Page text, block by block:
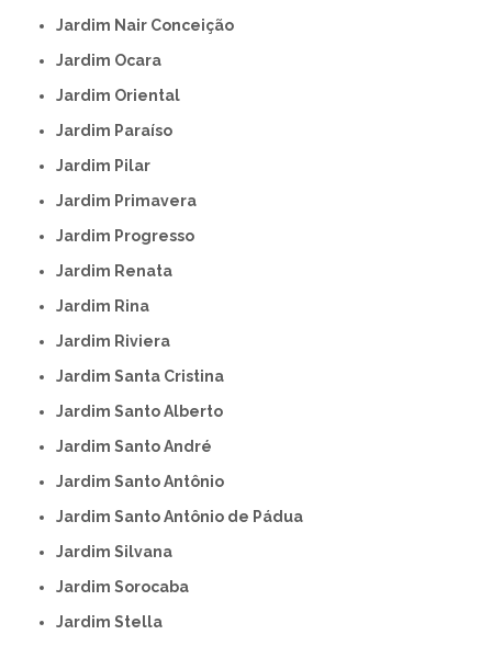
Jardim Nair Conceição
Jardim Ocara
Jardim Oriental
Jardim Paraíso
Jardim Pilar
Jardim Primavera
Jardim Progresso
Jardim Renata
Jardim Rina
Jardim Riviera
Jardim Santa Cristina
Jardim Santo Alberto
Jardim Santo André
Jardim Santo Antônio
Jardim Santo Antônio de Pádua
Jardim Silvana
Jardim Sorocaba
Jardim Stella